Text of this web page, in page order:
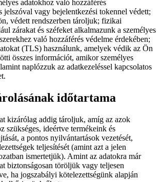
adatokhoz való hozzáférés
jelszóval vagy bejelentkezési tokennel védett;
védett rendszerben tároljuk; fizikai
zárakat és széfeket alkalmazunk a személyes
való hozzáférés védelme érdekében;
(TLS) használunk, amelyek védik az Ön
összes információt, amikor személyes
naplózzuk az adatkezeléssel kapcsolatos
időtartama
kizárólag addig tároljuk, amíg az azok
szükséges, ideértve termékeink és
a pontos nyilvántartások vezetését,
teljesítését (amint azt a jelen
ismertetjük). Amint az adatokra már
biztonságosan töröljük vagy teljesen
ha jogszabályi kötelezettségünk alapján